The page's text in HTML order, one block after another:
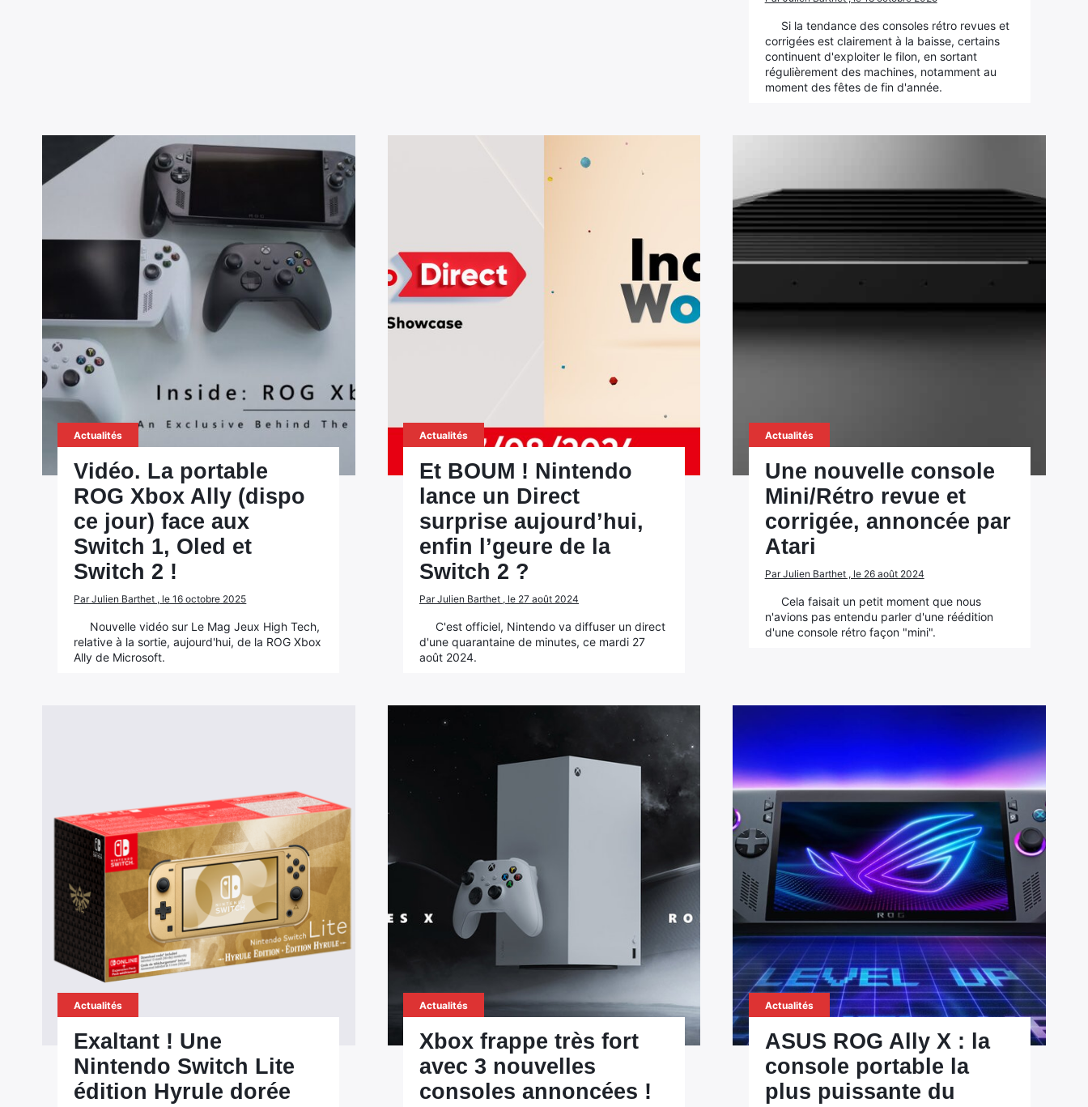
Si la tendance des consoles rétro revues et
corrigées est clairement à la baisse, certains
continuent d'exploiter le filon, en sortant
régulièrement des machines, notamment au
moment des fêtes de fin d'année.
Actualités
Vidéo. La portable
ROG Xbox Ally (dispo
ce jour) face aux
Switch 1, Oled et
Switch 2 !
Par Julien Barthet , le 16 octobre 2025
Nouvelle vidéo sur Le Mag Jeux High Tech,
relative à la sortie, aujourd'hui, de la ROG Xbox
Ally de Microsoft.
Actualités
Et BOUM ! Nintendo
lance un Direct
surprise aujourd’hui,
enfin l’geure de la
Switch 2 ?
Par Julien Barthet , le 27 août 2024
C'est officiel, Nintendo va diffuser un direct
d'une quarantaine de minutes, ce mardi 27
août 2024.
Actualités
Une nouvelle console
Mini/Rétro revue et
corrigée, annoncée par
Atari
Par Julien Barthet , le 26 août 2024
Cela faisait un petit moment que nous
n'avions pas entendu parler d'une réédition
d'une console rétro façon "mini".
Actualités
Exaltant ! Une
Nintendo Switch Lite
édition Hyrule dorée
Actualités
Xbox frappe très fort
avec 3 nouvelles
consoles annoncées !
Actualités
ASUS ROG Ally X : la
console portable la
plus puissante du